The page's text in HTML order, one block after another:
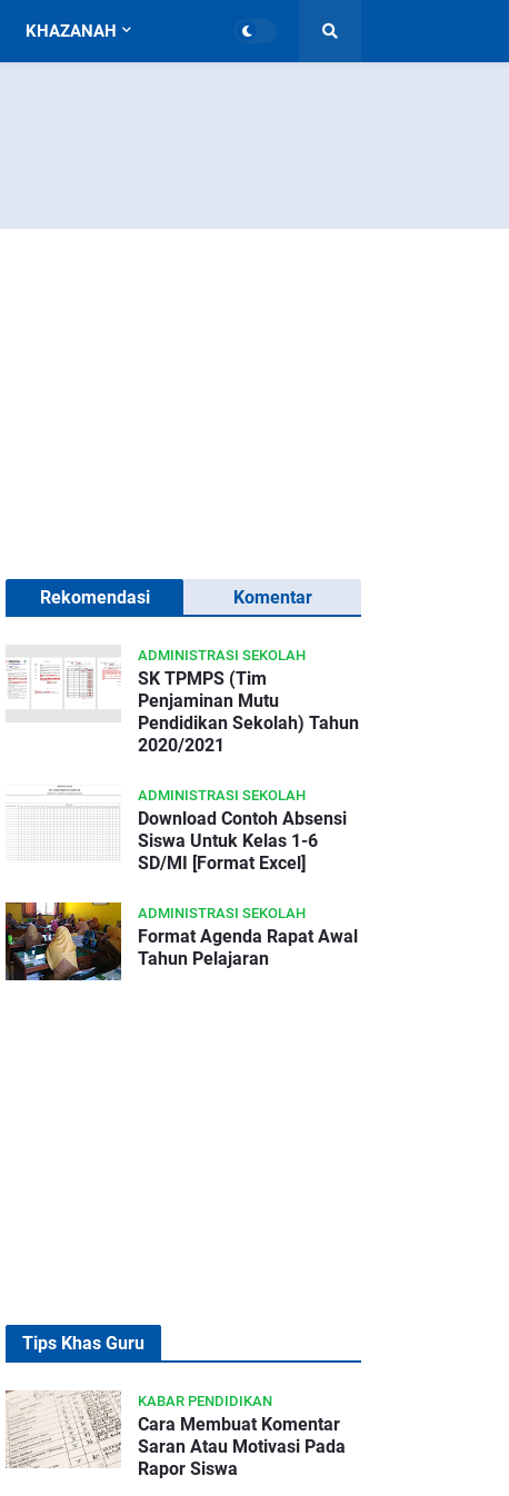
KHAZANAH
Rekomendasi Komentar
ADMINISTRASI SEKOLAH
SK TPMPS (Tim
Penjaminan Mutu
Pendidikan Sekolah) Tahun
2020/2021
ADMINISTRASI SEKOLAH
Download Contoh Absensi
Siswa Untuk Kelas 1-6
SD/MI [Format Excel]
ADMINISTRASI SEKOLAH
Format Agenda Rapat Awal
Tahun Pelajaran
Tips Khas Guru
KABAR PENDIDIKAN
Cara Membuat Komentar
Saran Atau Motivasi Pada
Rapor Siswa